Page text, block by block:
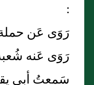
:
رَوَى عَن
رَوَى عَنه
سَمعتُ أبي